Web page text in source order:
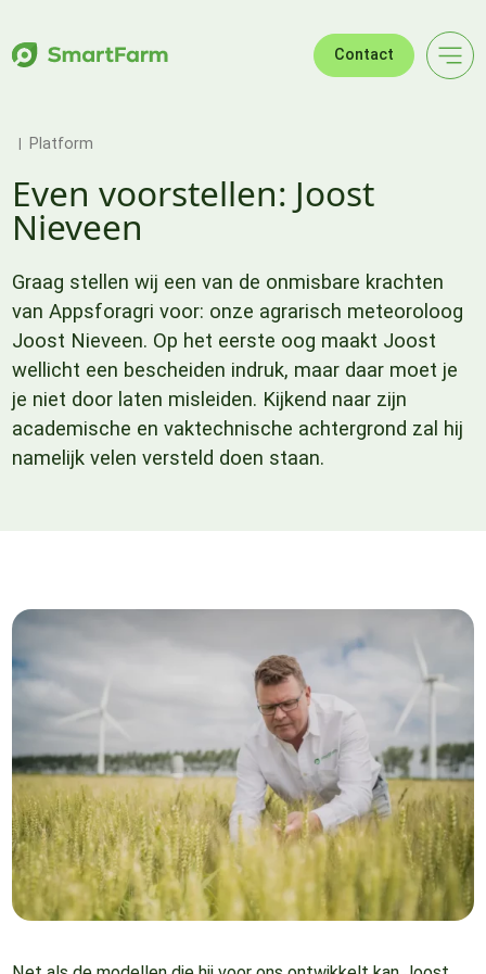
Contact
Platform
Even voorstellen: Joost
Nieveen
Graag stellen wij een van de onmisbare krachten
van Appsforagri voor: onze agrarisch meteoroloog
Joost Nieveen. Op het eerste oog maakt Joost
wellicht een bescheiden indruk, maar daar moet je
je niet door laten misleiden. Kijkend naar zijn
academische en vaktechnische achtergrond zal hij
namelijk velen versteld doen staan.